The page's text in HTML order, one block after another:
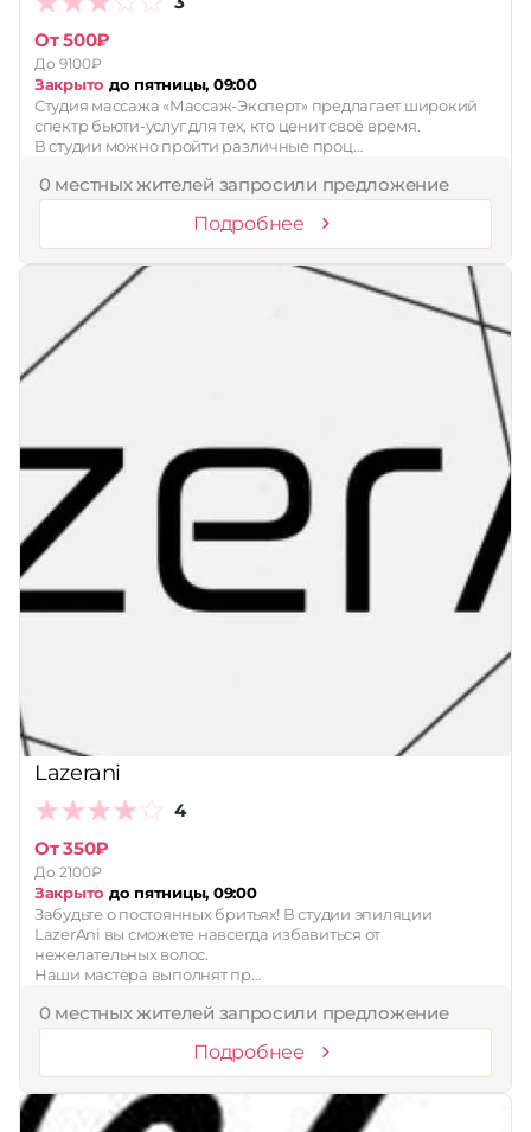
От 500₽
До 9100₽
Закрыто до пятницы, 09:00
Студия массажа «Массаж-Эксперт» предлагает широкий
спектр бьюти-услуг для тех, кто ценит своё время.
В студии можно пройти различные проц…
0 местных жителей запросили предложение
Подробнее
Lazerani
4
От 350₽
До 2100₽
Закрыто до пятницы, 09:00
Забудьте о постоянных бритьях! В студии эпиляции
LazerAni вы сможете навсегда избавиться от
нежелательных волос.
Наши мастера выполнят пр…
0 местных жителей запросили предложение
Подробнее